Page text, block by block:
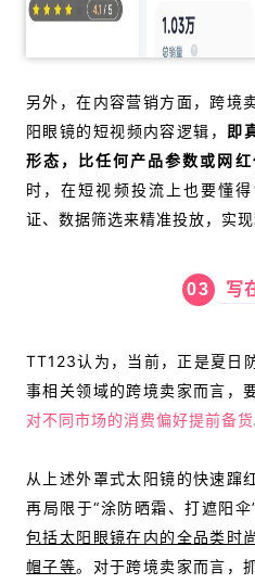
另外，在内容营销方面，跨境
阳眼镜的短视频内容逻辑， 即
形态，比任何产品参数或网
时，在短视频投流上也要懂
证、数据筛选来精准投放，实现
03 写
TT123认为，当前，正是夏日
事相关领域的跨境卖家而言，
对不同市场的消费偏好提前备货
从上述外罩式太阳镜的快速蹿
再局限于“涂防晒霜、打遮阳
包括太阳眼镜在内的全品类时
帽子等。对于跨境卖家而言，